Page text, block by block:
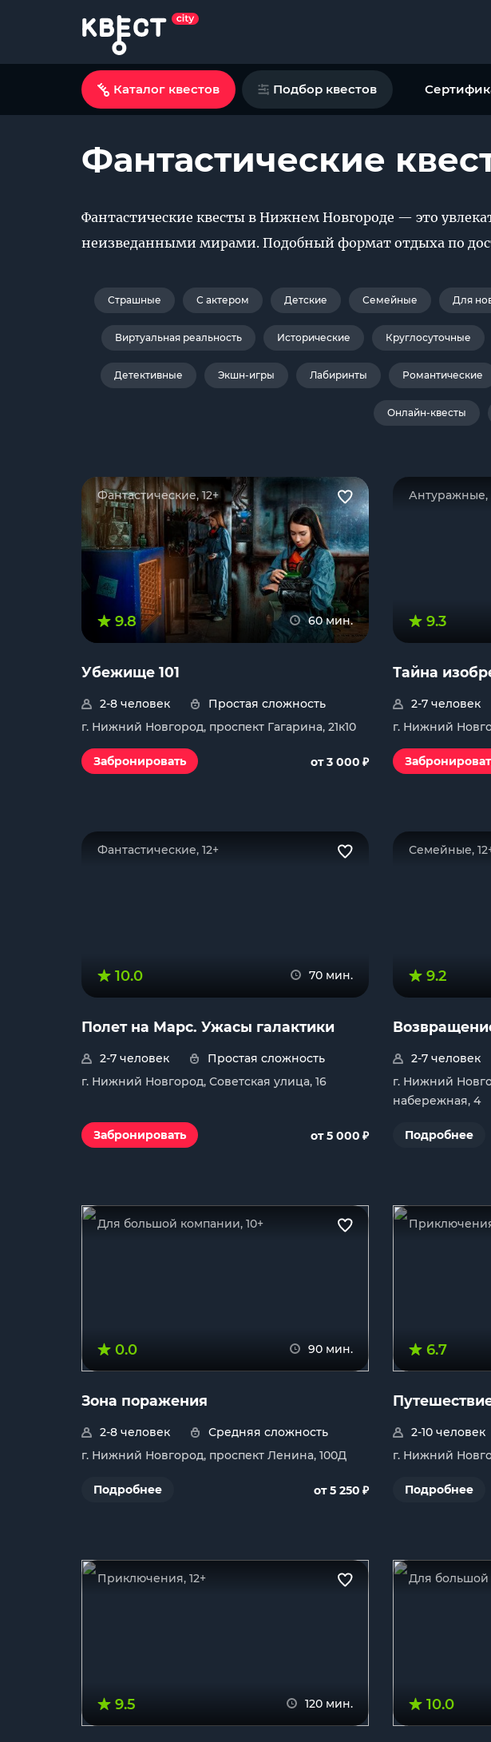
Каталог квестов Подбор квестов
Фантастические
Фантастические квесты в Нижнем Новгороде — это
неизведанными мирами. Подобный формат отдыха по
Страшные С актером Детские Семейные Для
Виртуальная реальность Исторические Круглосуточные
Детективные Экшн-игры Лабиринты Романтические
Онлайн-квесты
Фантастические, 12+
9.8 60 мин.
Убежище 101
2-8 человек
Простая сложность
г. Нижний Новгород, проспект Гагарина, 21к10
Забронировать от 3 000 ₽
Антуражные,
9.3
Тайна
2-7 человек
г. Нижний
Фантастические, 12+
10.0 70 мин.
Полет на Марс. Ужасы галактики
2-7 человек
Простая сложность
г. Нижний Новгород, Советская улица, 16
Забронировать от 5 000 ₽
Семейные,
9.2
2-7 человек
г. Нижний
набережная, 4
Подробнее
Для большой компании, 10+
0.0 90 мин.
Зона поражения
2-8 человек
Средняя сложность
г. Нижний Новгород, проспект Ленина, 100Д
Подробнее от 5 250 ₽
6.7
2-10 человек
г. Нижний
Подробнее
Приключения, 12+
9.5 120 мин.
Для большой
10.0